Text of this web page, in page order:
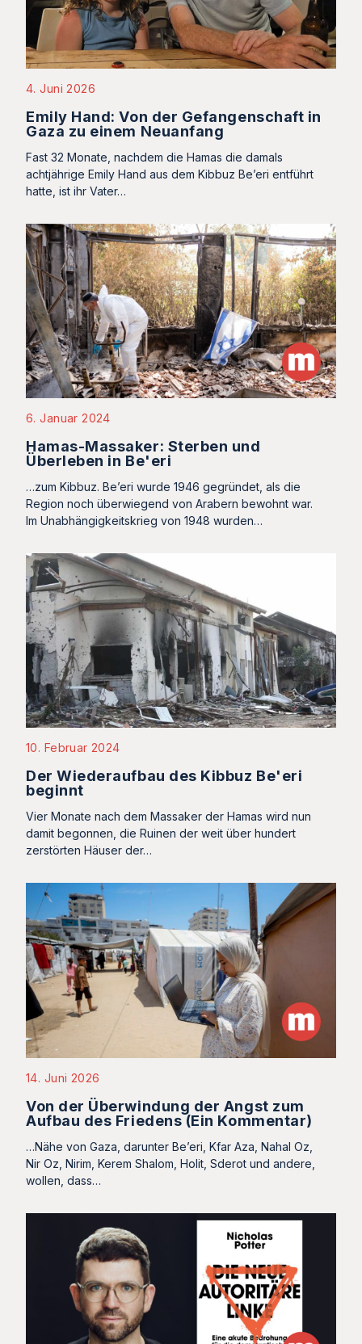
4. Juni 2026
Emily Hand: Von der Gefangenschaft in
Gaza zu einem Neuanfang
Fast 32 Monate, nachdem die Hamas die damals
achtjährige Emily Hand aus dem Kibbuz Be’eri entführt
hatte, ist ihr Vater…
6. Januar 2024
Hamas-Massaker: Sterben und
Überleben in Be'eri
…zum Kibbuz. Be’eri wurde 1946 gegründet, als die
Region noch überwiegend von Arabern bewohnt war.
Im Unabhängigkeitskrieg von 1948 wurden…
10. Februar 2024
Der Wiederaufbau des Kibbuz Be'eri
beginnt
Vier Monate nach dem Massaker der Hamas wird nun
damit begonnen, die Ruinen der weit über hundert
zerstörten Häuser der…
14. Juni 2026
Von der Überwindung der Angst zum
Aufbau des Friedens (Ein Kommentar)
…Nähe von Gaza, darunter Be’eri, Kfar Aza, Nahal Oz,
Nir Oz, Nirim, Kerem Shalom, Holit, Sderot und andere,
wollen, dass…